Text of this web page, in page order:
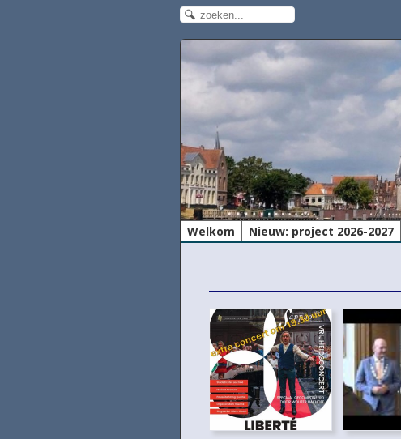
Welkom Nieuw: project 2026-2027